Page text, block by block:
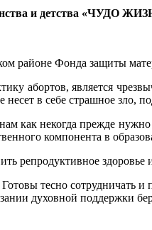
и детства «ЧУДО
районе Фонда защиты
абортов, является
в себе страшное зло,
как некогда прежде
компонента в
репродуктивное здоровье
тесно сотрудничать
духовной поддержки